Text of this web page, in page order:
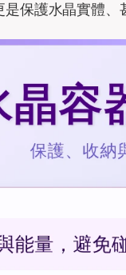
保護水晶實體、